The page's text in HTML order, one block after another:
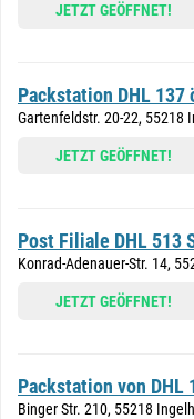
JETZT GEÖFFNET!
Packstation DHL
Gartenfeldstr. 20-22, 55218
JETZT GEÖFFNET!
Post Filiale DHL 513
Konrad-Adenauer-Str. 14,
JETZT GEÖFFNET!
Packstation von
Binger Str. 210, 55218